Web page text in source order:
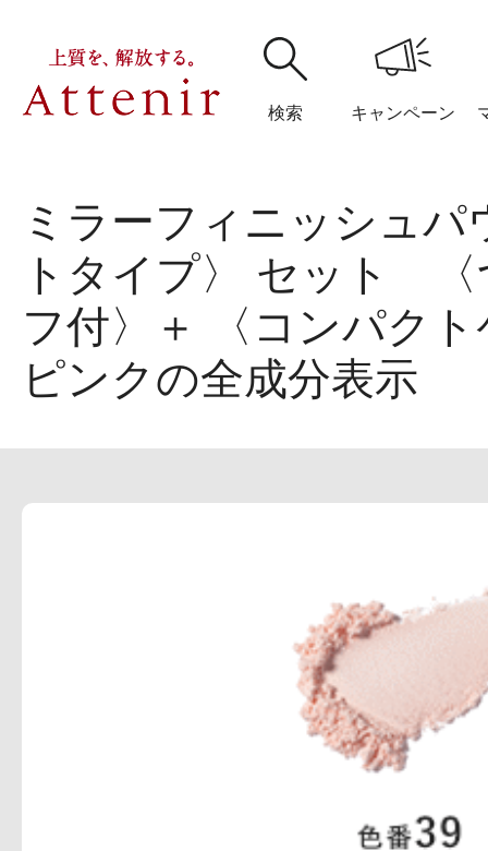
検索 キャンペーン
購入履歴 閲覧履
アテニア
アテニアの「
ミラーフィニッシュパ
トタイプ〉 セット 〈
フ付〉＋ 〈コンパク
ピンクの全成分表示